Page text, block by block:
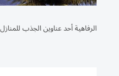
الرفاهية أحد عناوين الجذب